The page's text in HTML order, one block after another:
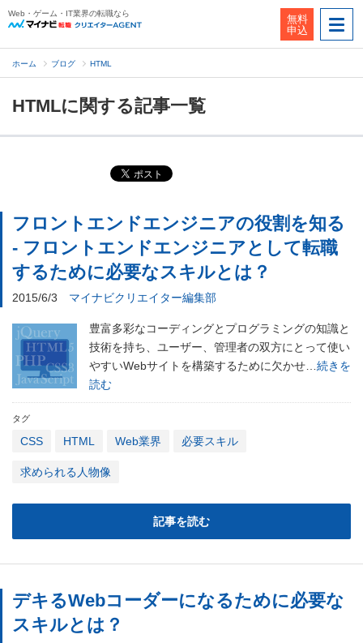
Web・ゲーム・IT業界の転職なら
無料
申込
ホーム ブログ HTML
HTMLに関する記事一覧
フロントエンドエンジニアの役割を知る
- フロントエンドエンジニアとして転職
するために必要なスキルとは？
2015/6/3 マイナビクリエイター編集部
豊富多彩なコーディングとプログラミングの知識と
技術を持ち、ユーザー、管理者の双方にとって使い
やすいWebサイトを構築するために欠かせ… 続きを
読む
タグ
CSS HTML Web業界 必要スキル
求められる人物像
記事を読む
デキるWebコーダーになるために必要な
スキルとは？